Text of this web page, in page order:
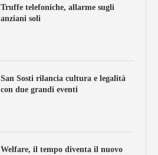
Truffe telefoniche, allarme sugli
anziani soli
San Sosti rilancia cultura e legalità
con due grandi eventi
Welfare, il tempo diventa il nuovo